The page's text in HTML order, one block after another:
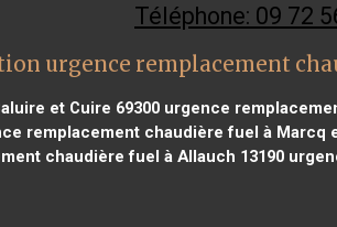
Téléphone: 09 72
urgence remplacement
et Cuire 69300 urgence
remplacement chaudière fuel à Marcq
chaudière fuel à Allauch 13190